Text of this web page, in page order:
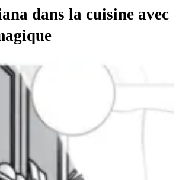
VIỆT
dans la cuisine avec